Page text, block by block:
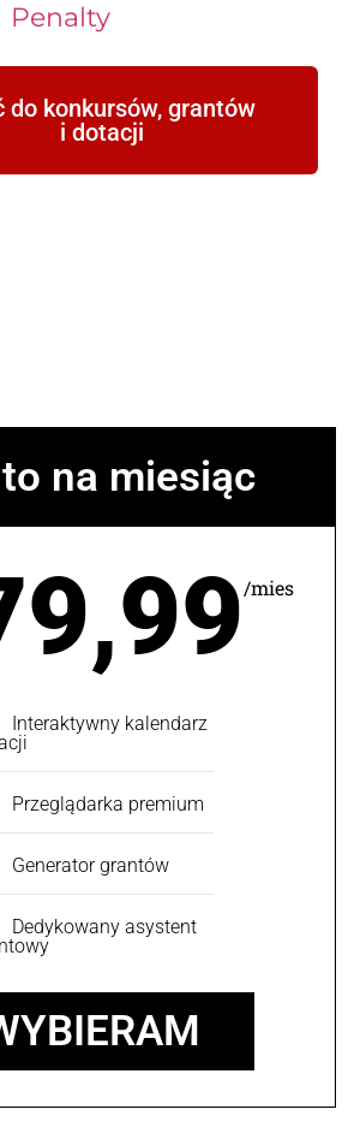
do konkursów, grantów
i dotacji
na miesiąc
/mies
Interaktywny kalendarz
Przeglądarka premium
Generator grantów
Dedykowany asystent